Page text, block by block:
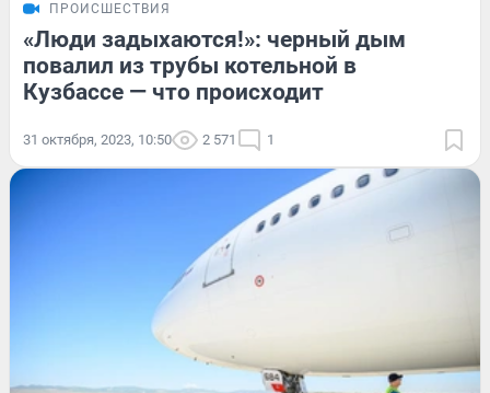
ПРОИСШЕСТВИЯ
«Люди задыхаются!»: черный дым
повалил из трубы котельной в
Кузбассе — что происходит
31 октября, 2023, 10:50 2 571 1